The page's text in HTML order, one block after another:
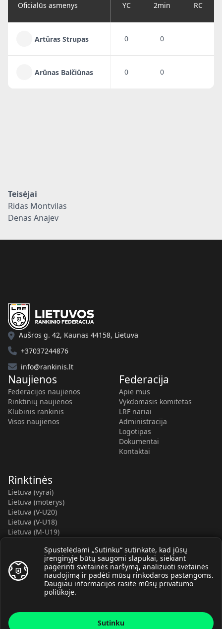
Oficialūs asmenys YC 2min RC
Artūras Strupas 0 0
Arūnas Balčiūnas 0 0
Teisėjai
Ridas Montvilas
Denas Anajev
Spustelėdami „Sutinku“ sutinkate, kad jūsų
įrenginyje būtų saugomi slapukai, siekiant
pagerinti svetainės naršymą, analizuoti svetainės
naudojimą ir padėti mūsų rinkodaros pastangoms.
Daugiau informacijos rasite mūsų privatumo
politikoje.
Sutinku
Aušros g. 42, Kaunas 44158, Lietuva
+37037244876
info@rankinis.lt
Naujienos
Federacijos naujienos
Rinktinių naujienos
Klubinis rankinis
Visos naujienos
Federacija
Apie mus
Vykdomasis komitetas
LRF nariai
Administracija
Logotipas
Dokumentai
Kontaktai
Rinktinės
Lietuva (vyrai)
Lietuva (moterys)
Lietuva (V-U20)
Lietuva (V-U18)
Lietuva (M-U19)
Lietuva (M-U16)